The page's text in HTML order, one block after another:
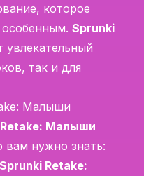
которое
особенным. Sprunki
увлекательный
так и для
Малыши
Малыши
вам нужно знать:
Sprunki Retake: